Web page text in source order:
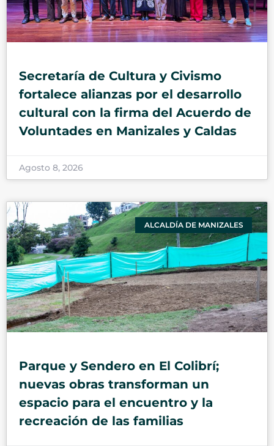
Secretaría de Cultura y Civismo
fortalece alianzas por el desarrollo
cultural con la firma del Acuerdo de
Voluntades en Manizales y Caldas
Agosto 8, 2026
ALCALDÍA DE MANIZALES
Parque y Sendero en El Colibrí;
nuevas obras transforman un
espacio para el encuentro y la
recreación de las familias